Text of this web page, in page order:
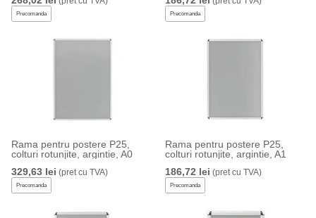
Precomanda Precomanda
Rama pentru postere P25,
colturi rotunjite, argintie, A0
329,63 lei (pret cu TVA)
Precomanda
Rama pentru postere P25,
colturi rotunjite, argintie, A1
186,72 lei (pret cu TVA)
Precomanda